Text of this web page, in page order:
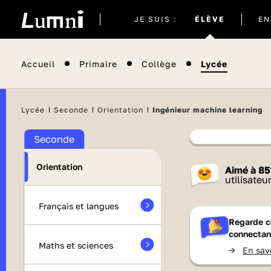
JE SUIS : ÉLÈVE
actuel
Accueil Primaire Collège Lycée
Lycée Seconde Orientation Ingénieur machine learning
Seconde
Orientation
Français et langues
Maths et sciences
France
Il
Aimé à85
Regarde
-> En